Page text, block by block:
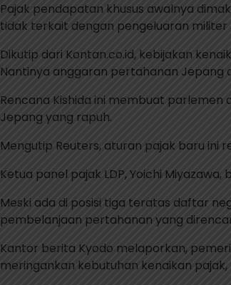
Pajak pendapatan khusus awalnya
tidak terkait dengan pengeluaran militer
Dikutip dari Kontan.co.id, kebijakan
Nantinya anggaran pertahanan Jepang
Rencana Kishida ini membuat
Jepang yang rapuh.
Mengutip Reuters, aturan pajak baru ini
Ketua panel pajak LDP, Yoichi
Meski ada di posisi tiga teratas daftar
pembelanjaan pertahanan yang
Kantor berita Kyodo melaporkan,
meringankan kebutuhan kenaikan